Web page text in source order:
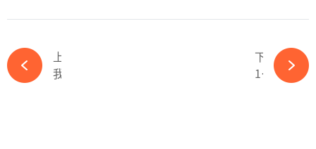
下一篇
1月中国神华煤炭销量同比减少21.6%-kaiyun体育官方网站